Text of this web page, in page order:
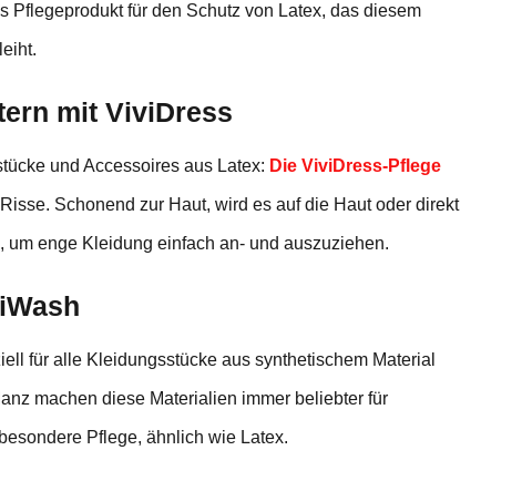
Pflegeprodukt für den Schutz von Latex, das diesem
mit ViviDress
und Accessoires aus Latex: Die ViviDress-Pflege
Schonend zur Haut, wird es auf die Haut oder direkt
enge Kleidung einfach an- und auszuziehen.
für alle Kleidungsstücke aus synthetischem Material
machen diese Materialien immer beliebter für
Pflege, ähnlich wie Latex.